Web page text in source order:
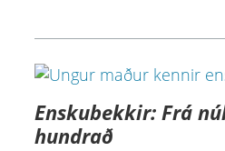
Enskubekkir: Frá
hundrað